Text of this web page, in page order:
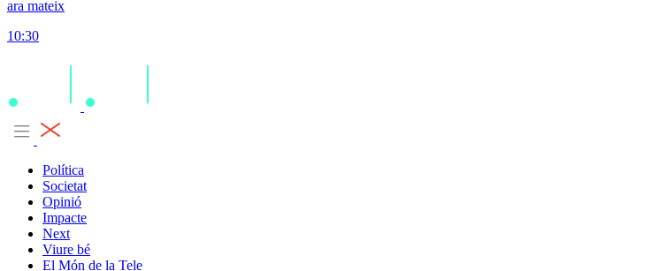
ara mateix
10:30
Política
Societat
Opinió
Impacte
Next
Viure bé
El Món de la Tele